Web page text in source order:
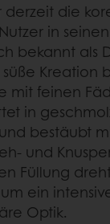
derzeit die
in
bekannt als
Kreation
mit feinen
in
bestäubt
und
Füllung
ein
Optik.